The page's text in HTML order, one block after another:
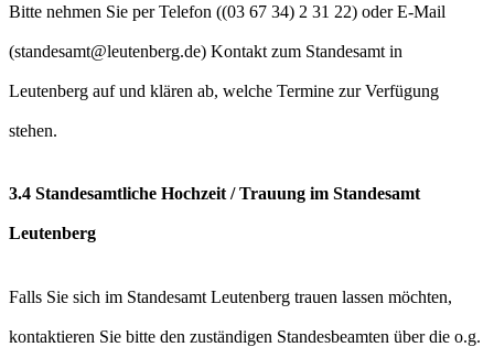
Bitte nehmen Sie per Telefon ( ) oder E-Mail
( ) Kontakt zum Standesamt in
Leutenberg auf und klären ab, welche Termine zur Verfügung
stehen.
3.4 Standesamtliche Hochzeit / Trauung im Standesamt
Leutenberg
Falls Sie sich im Standesamt Leutenberg trauen lassen möchten,
kontaktieren Sie bitte den zuständigen Standesbeamten über die o.g.